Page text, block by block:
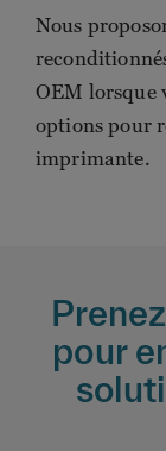
Nous
OEM lorsque
options pour
imprimante.
pour